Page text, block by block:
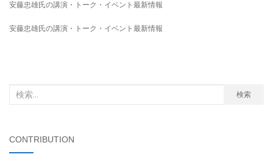
安藤忠雄氏の講演・トーク・イベント最新情報
安藤忠雄氏の講演・トーク・イベント最新情報
象:
検索
CONTRIBUTION